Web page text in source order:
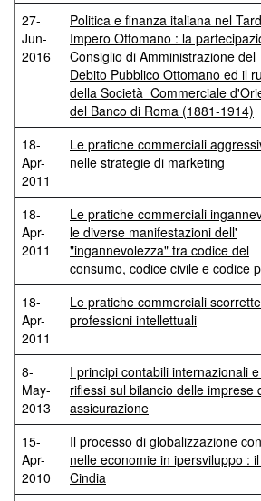
27-
Jun-
2016
Politica e finanza italiana nel
Impero Ottomano : la
Consiglio di Amministrazione del
Debito Pubblico Ottomano ed il
della Società Commerciale
del Banco di Roma (1881-1914)
18-
Apr-
2011
Le pratiche commerciali
nelle strategie di marketing
18-
Apr-
2011
Le pratiche commerciali
le diverse manifestazioni dell'
"ingannevolezza" tra codice del
consumo, codice civile e codice
18-
Apr-
2011
Le pratiche commerciali
professioni intellettuali
8-
May-
2013
I principi contabili internazionali
riflessi sul bilancio delle imprese
assicurazione
15-
Apr-
2010
Il processo di globalizzazione
nelle economie in ipersviluppo :
Cindia